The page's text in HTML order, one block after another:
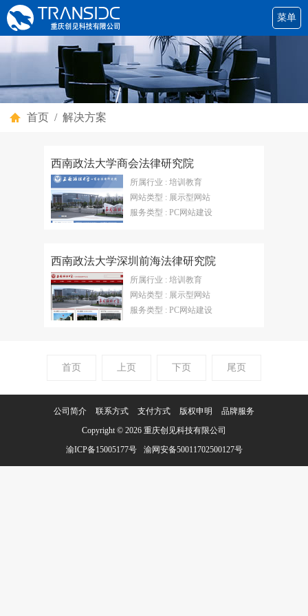
菜单
首页 / 解决方案
西南政法大学商会法律研究院
所属行业 : 培训教育
网站类型 : 展示型网站
服务类型 : PC网站建设
西南政法大学深圳前海法律研究院
所属行业 : 培训教育
网站类型 : 展示型网站
服务类型 : PC网站建设
首页 上页 下页 尾页
公司简介 联系方式 支付方式 版权申明
品牌服务
Copyright © 2026 重庆创见科技有限公司
渝ICP备15005177号
渝网安备50011702500127号